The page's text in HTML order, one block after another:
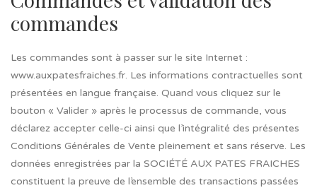
commandes
Les commandes sont à passer sur le site Internet :
www.auxpatesfraiches.fr. Les informations contractuelles sont
présentées en langue française. Quand vous cliquez sur le
bouton « Valider » après le processus de commande, vous
déclarez accepter celle-ci ainsi que l’intégralité des présentes
Conditions Générales de Vente pleinement et sans réserve. Les
données enregistrées par la SOCIÉTÉ AUX PATES FRAICHES
constituent la preuve de l’ensemble des transactions passées